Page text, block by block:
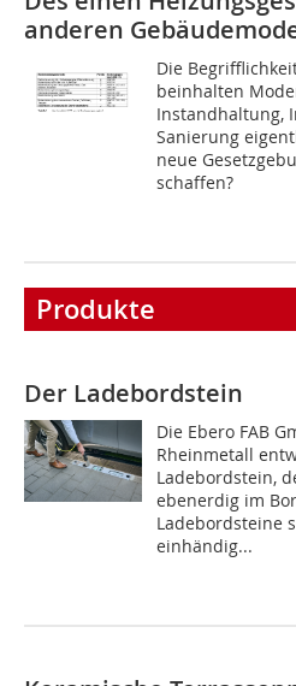
anderen
Die
beinhalten
Instandhaltung,
Sanierung
neue
schaffen?
Produkte
Der Ladebordstein
Die Ebero FAB
Rheinmetall
Ladebordstein,
ebenerdig im
Ladebordsteine
einhändig...